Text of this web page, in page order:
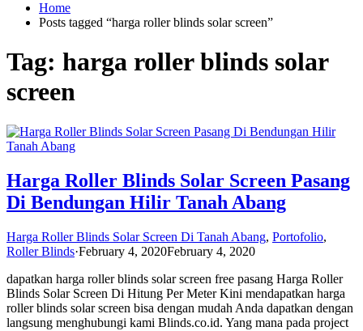
Home
Posts tagged “harga roller blinds solar screen”
Tag: harga roller blinds solar
screen
Harga Roller Blinds Solar Screen Pasang
Di Bendungan Hilir Tanah Abang
Harga Roller Blinds Solar Screen Di Tanah Abang, Portofolio,
Roller Blinds·February 4, 2020February 4, 2020
dapatkan harga roller blinds solar screen free pasang Harga Roller
Blinds Solar Screen Di Hitung Per Meter Kini mendapatkan harga
roller blinds solar screen bisa dengan mudah Anda dapatkan dengan
langsung menghubungi kami Blinds.co.id. Yang mana pada project